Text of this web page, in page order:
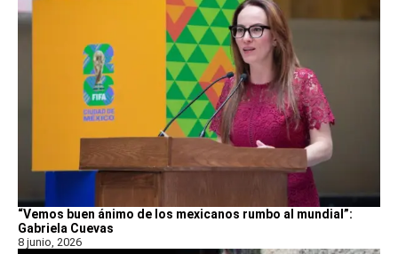
“Vemos buen ánimo de los mexicanos rumbo al mundial”:
Gabriela Cuevas
8 junio, 2026